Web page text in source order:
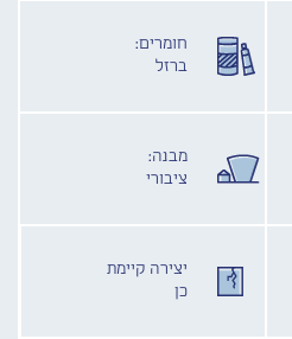
חומרים:
ברזל
מבנה:
ציבורי
יצירה קיימת
כן